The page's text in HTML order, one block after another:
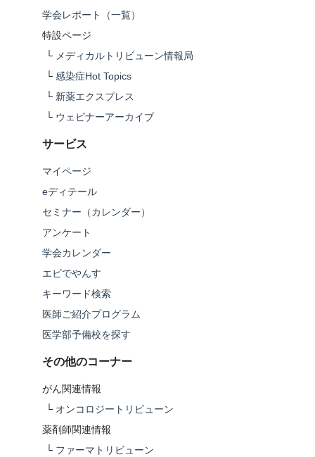
学会レポート（一覧）
特設ページ
└ メディカルトリビューン情報局
└ 感染症Hot Topics
└ 新薬エクスプレス
└ ウェビナーアーカイブ
サービス
マイページ
eディテール
セミナー（カレンダー）
アンケート
学会カレンダー
エビでやんす
キーワード検索
医師ご紹介プログラム
医学部予備校を探す
その他のコーナー
がん関連情報
└ オンコロジートリビューン
薬剤師関連情報
└ ファーマトリビューン